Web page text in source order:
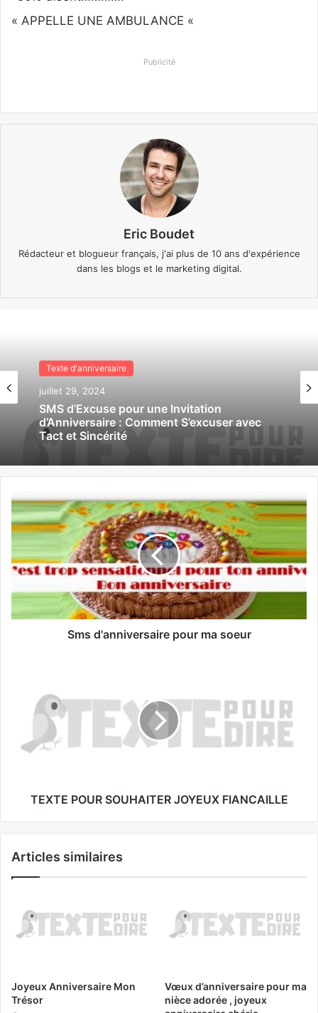
« APPELLE UNE AMBULANCE «
Publicité
Eric Boudet
Rédacteur et blogueur français, j'ai plus de 10 ans d'expérience
dans les blogs et le marketing digital.
Texte d'anniversaire
juillet 29, 2024
SMS d’Excuse pour une Invitation
d’Anniversaire : Comment S’excuser avec
Tact et Sincérité
Sms d'anniversaire pour ma soeur
TEXTE POUR SOUHAITER JOYEUX FIANCAILLE
Articles similaires
Joyeux Anniversaire Mon
Trésor
Vœux d’anniversaire pour ma
nièce adorée , joyeux